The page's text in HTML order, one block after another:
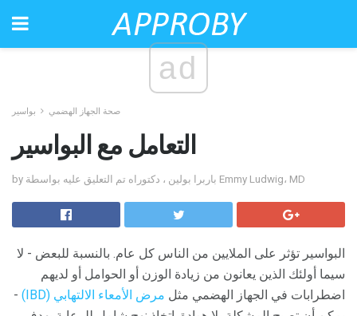
ad
صحة الجهاز الهضمي بواسير
التعامل مع البواسير
by باربرا بولين ، دكتوراه تم التعليق عليه بواسطة Emmy Ludwig، MD
البواسير تؤثر على الملايين من الناس كل عام. بالنسبة للبعض - لا
سيما أولئك الذين يعانون من زيادة الوزن أو الحوامل أو لديهم
اضطرابات في الجهاز الهضمي مثل مرض الأمعاء الالتهابي (IBD)
-